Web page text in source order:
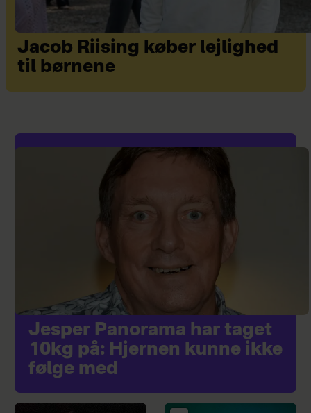
Jacob Riising køber lejlighed
til børnene
Jesper Panorama har taget
10kg på: Hjernen kunne ikke
følge med